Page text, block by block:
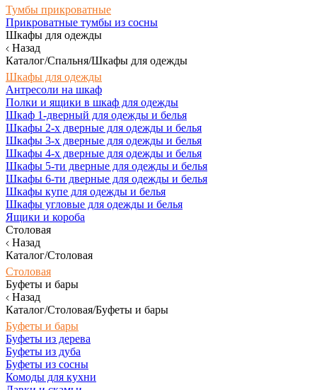
Тумбы прикроватные
Прикроватные тумбы из сосны
Шкафы для одежды
Назад
Каталог/Спальня/Шкафы для одежды
Шкафы для одежды
Антресоли на шкаф
Полки и ящики в шкаф для одежды
Шкаф 1-дверный для одежды и белья
Шкафы 2-х дверные для одежды и белья
Шкафы 3-х дверные для одежды и белья
Шкафы 4-х дверные для одежды и белья
Шкафы 5-ти дверные для одежды и белья
Шкафы 6-ти дверные для одежды и белья
Шкафы купе для одежды и белья
Шкафы угловые для одежды и белья
Ящики и короба
Столовая
Назад
Каталог/Столовая
Столовая
Буфеты и бары
Назад
Каталог/Столовая/Буфеты и бары
Буфеты и бары
Буфеты из дерева
Буфеты из дуба
Буфеты из сосны
Комоды для кухни